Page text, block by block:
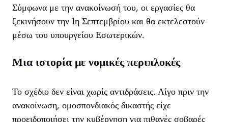
Σύμφωνα με την ανακοίνωσή του, οι εργασίες θα
ξεκινήσουν την 1η Σεπτεμβρίου και θα εκτελεστούν
μέσω του υπουργείου Εσωτερικών.
Μια ιστορία με νομικές περιπλοκές
Το σχέδιο δεν είναι χωρίς αντιδράσεις. Λίγο πριν την
ανακοίνωση, ομοσπονδιακός δικαστής είχε
προειδοποιήσει την κυβέρνηση για πιθανές σοβαρές